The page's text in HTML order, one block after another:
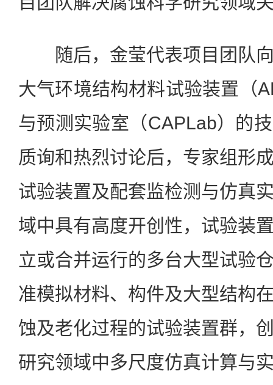
随后，金莹代表项目团队向
大气环境结构材料试验装置（
与预测实验室（CAPLab）的
质询和热烈讨论后，专家组形
试验装置及配套监检测与仿真
域中具有高度开创性，试验装
立或合并运行的多台大型试验
准模拟材料、构件及大型结构
蚀及老化过程的试验装置群，
研究领域中多尺度仿真计算与